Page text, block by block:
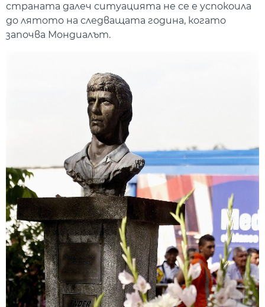
страната далеч ситуацията не се е успокоила
до лятото на следващата година, когато
започва Мондиалът.